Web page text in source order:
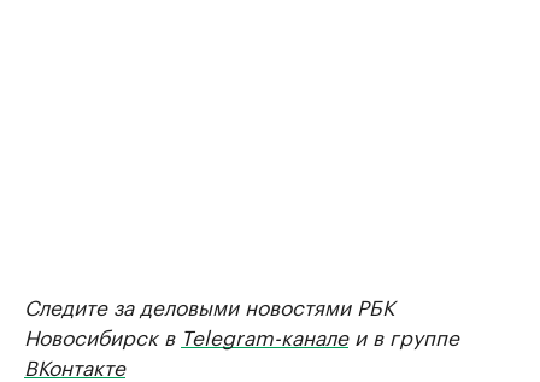
Следите за деловыми новостями РБК
Новосибирск в Telegram-каналеи в группе
ВКонтакте